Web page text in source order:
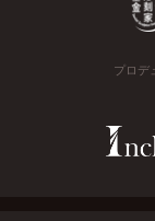
プロデ